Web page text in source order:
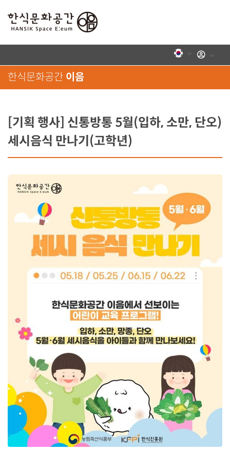
로그인
한식문화공간 이음
[기획 행사] 신통방통 5월(입하, 소만, 단오)
세시음식 만나기(고학년)